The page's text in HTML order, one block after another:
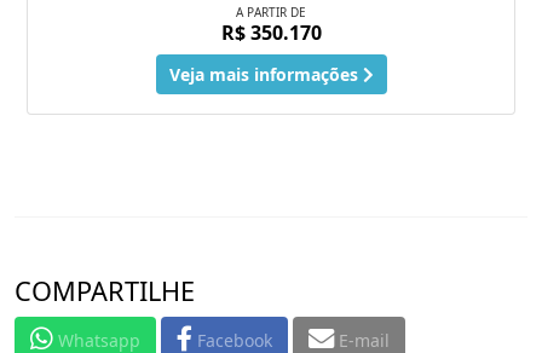
A PARTIR DE
R$ 350.170
Veja mais informações
COMPARTILHE
Whatsapp Facebook E-mail